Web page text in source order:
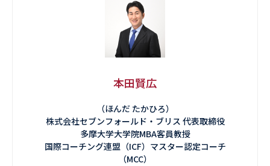
本田賢広
（ほんだ たかひろ）
株式会社セブンフォールド・ブリス 代表取締役
多摩大学大学院MBA客員教授
国際コーチング連盟（ICF）マスター認定コーチ
（MCC）